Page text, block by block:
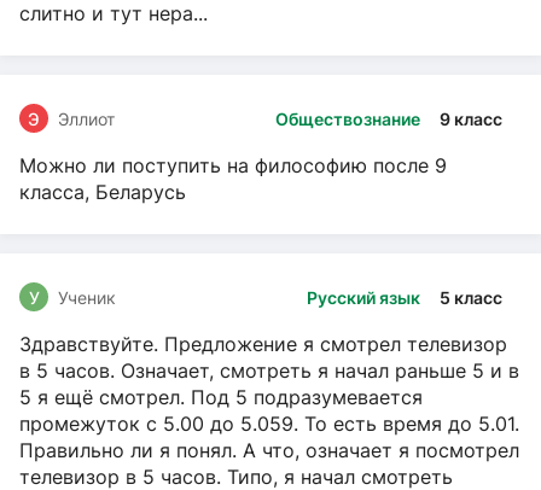
слитно и тут нера...
Обществознание 9 класс
Э Эллиот
Можно ли поступить на философию после 9
класса, Беларусь
Русский язык 5 класс
У Ученик
Здравствуйте. Предложение я смотрел телевизор
в 5 часов. Означает, смотреть я начал раньше 5 и в
5 я ещё смотрел. Под 5 подразумевается
промежуток с 5.00 до 5.059. То есть время до 5.01.
Правильно ли я понял. А что, означает я посмотрел
телевизор в 5 часов. Типо, я начал смотреть